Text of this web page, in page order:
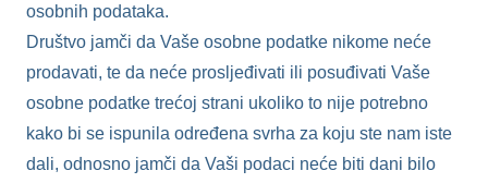
osobnih podataka.
Društvo jamči da Vaše osobne podatke nikome neće
prodavati, te da neće prosljeđivati ili posuđivati Vaše
osobne podatke trećoj strani ukoliko to nije potrebno
kako bi se ispunila određena svrha za koju ste nam iste
dali, odnosno jamči da Vaši podaci neće biti dani bilo